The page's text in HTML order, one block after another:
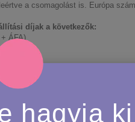
hagyja ki
a csomagolást is. Európa
díjak a következők:
ÁFA)
ÁFA)
+ ÁFA)
+ ÁFA)
+ ÁFA)
+ ÁFA)
+ ÁFA)
érdekében egyedileg kell